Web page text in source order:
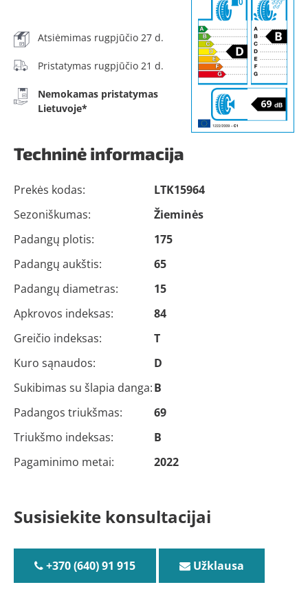
Atsiėmimas rugpjūčio 27 d.
Pristatymas rugpjūčio 21 d.
Nemokamas pristatymas
Lietuvoje*
Techninė informacija
Prekės kodas:
LTK15964
Sezoniškumas:
Žieminės
Padangų plotis:
175
Padangų aukštis:
65
Padangų diametras:
15
Apkrovos indeksas:
84
Greičio indeksas:
T
Kuro sąnaudos:
D
Sukibimas su šlapia danga:B
Padangos triukšmas:
69
Triukšmo indeksas:
B
Pagaminimo metai:
2022
Susisiekite konsultacijai
+370 (640) 91 915 Užklausa